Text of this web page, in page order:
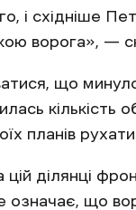
східніше
ворога», —
що
кількість
планів
ділянці
означає, що